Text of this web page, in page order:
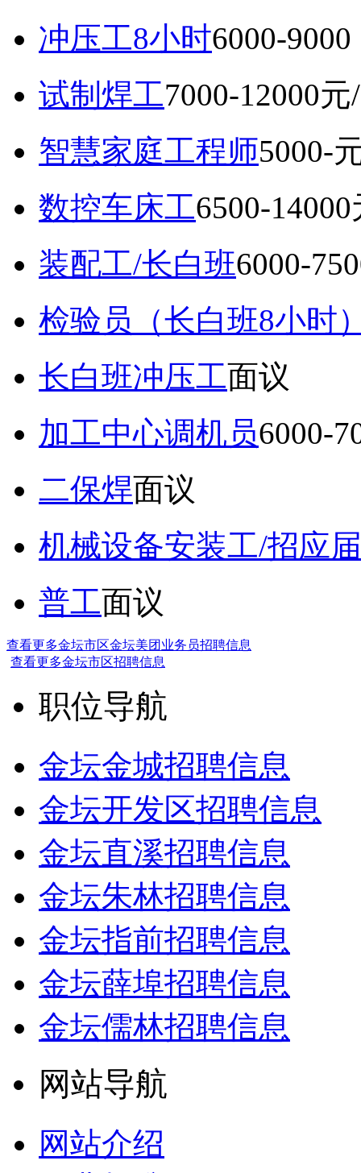
冲压工8小时6000-
试制焊工7000-12000元
智慧家庭工程师5000-
数控车床工6500-
装配工/长白班6000-
检验员（长白班8小时
长白班冲压工面议
加工中心调机员6000-
二保焊面议
机械设备安装工/招应
普工面议
查看更多金坛市区金坛美团业务员招聘信息
查看更多金坛市区招聘信息
职位导航
金坛金城招聘信息
金坛开发区招聘信息
金坛直溪招聘信息
金坛朱林招聘信息
金坛指前招聘信息
金坛薛埠招聘信息
金坛儒林招聘信息
网站导航
网站介绍